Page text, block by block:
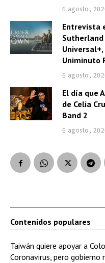
d
i
o
6 agosto,
Entrevista
Uniminuto
6 agosto,
El día que
de Celia
Band 2
6 agosto,
Contenidos populares
Taiwán quiere apoyar a
Coronavirus, pero